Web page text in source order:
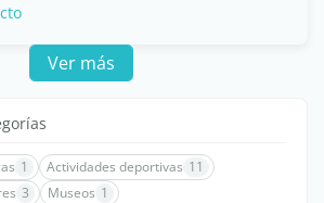
Ver más
1 Actividades deportivas 11
3 Museos 1